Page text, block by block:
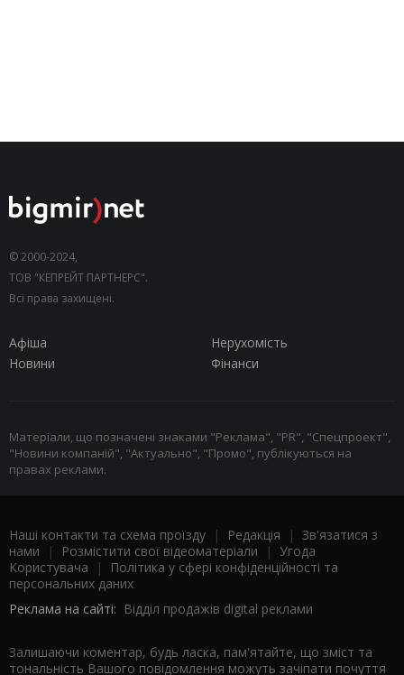
© 2000-2024,
ТОВ "КЕПРЕЙТ ПАРТНЕРС".
Всі права захищені.
Афіша
Нерухомість
Новини
Фінанси
Матеріали, що позначені знаками "Реклама", "PR", "Спецпроект",
"Новини компаній", "Актуально", "Промо", публікуються на
правах реклами.
Наші контакти та схема проїзду | Редакція | Зв'язатися з
нами | Розмістити свої відеоматеріали | Угода
Користувача |
Політика у сфері конфіденційності та
персональних даних
Реклама на сайті: Відділ продажів digital реклами
Залишаючи коментар, будь ласка, пам'ятайте, що зміст та
тональність Вашого повідомлення можуть зачіпати почуття